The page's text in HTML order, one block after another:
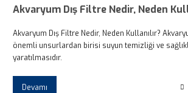
Akvaryum Dış Filtre Nedir, Neden
Akvaryum Dış Filtre Nedir, Neden Kullanılır?
önemli unsurlardan birisi suyun temizliği ve
yaratılmasıdır.
Devamı